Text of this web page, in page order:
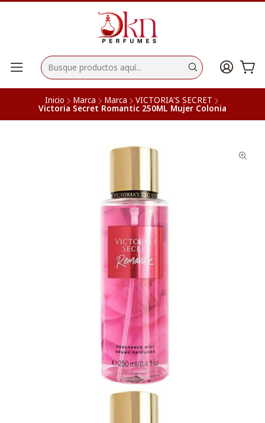
Inicio Marca Marca VICTORIA'S SECRET
Victoria Secret Romantic 250ML Mujer Colonia